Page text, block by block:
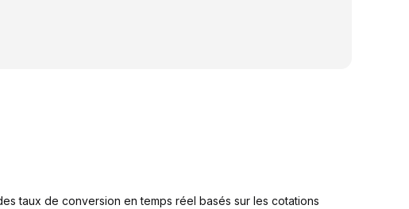
taux de conversion en temps réel basés sur les cotations